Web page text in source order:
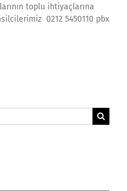
toplu ihtiyaçlarına
0212 5450110 pbx